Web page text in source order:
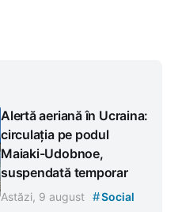
Alertă aeriană în Ucraina:
circulația pe podul
Maiaki-Udobnoe,
suspendată temporar
Astăzi, 9 august #Social